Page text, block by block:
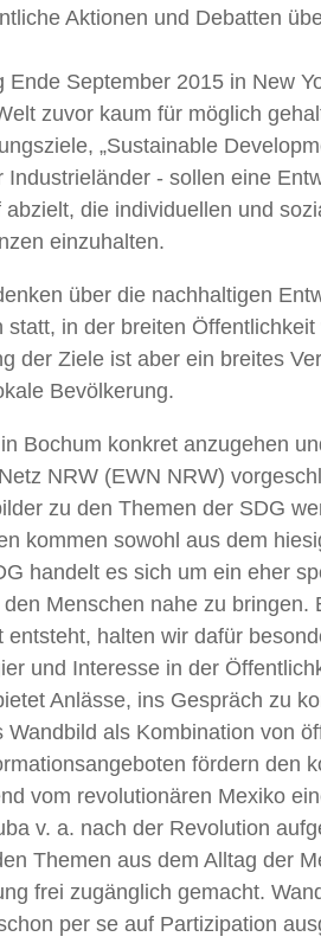
Aktionen und Debatten
September 2015 in New
zuvor kaum für möglich
„Sustainable
- sollen eine
die individuellen und
einzuhalten.
über die nachhaltigen
in der breiten
der Ziele ist aber ein breites
Bevölkerung.
Bochum konkret anzugehen
NRW (EWN NRW)
zu den Themen der SDG
kommen sowohl aus dem
handelt es sich um ein eher
Menschen nahe zu bringen.
halten wir dafür
und Interesse in der
Anlässe, ins Gespräch zu
als Kombination von
fördern den
vom revolutionären Mexiko
v. a. nach der Revolution
Themen aus dem Alltag der
frei zugänglich gemacht.
per se auf Partizipation